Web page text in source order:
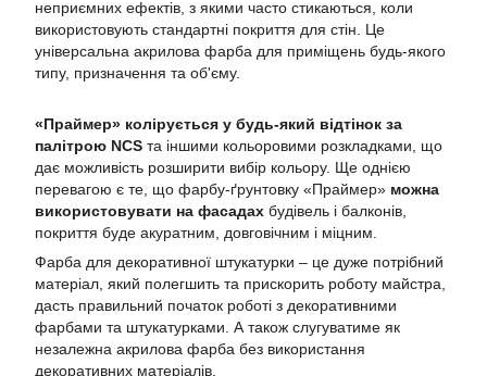
неприємних ефектів, з якими часто стикаються, коли
використовують стандартні покриття для стін. Це
універсальна акрилова фарба для приміщень будь-якого
типу, призначення та об'єму.
«Праймер» колірується у будь-який відтінок за
палітрою NCS та іншими кольоровими розкладками, що
дає можливість розширити вибір кольору. Ще однією
перевагою є те, що фарбу-ґрунтовку «Праймер» можна
використовувати на фасадах будівель і балконів,
покриття буде акуратним, довговічним і міцним.
Фарба для декоративної штукатурки – це дуже потрібний
матеріал, який полегшить та прискорить роботу майстра,
дасть правильний початок роботі з декоративними
фарбами та штукатурками. А також слугуватиме як
незалежна акрилова фарба без використання
декоративних матеріалів.